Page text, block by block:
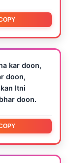
kar doon,
doon,
Itni
doon.